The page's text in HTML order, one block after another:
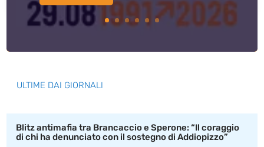
ULTIME DAI GIORNALI
Blitz antimafia tra Brancaccio e Sperone: “Il coraggio
di chi ha denunciato con il sostegno di Addiopizzo”